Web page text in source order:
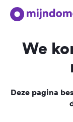
We
Deze pagina